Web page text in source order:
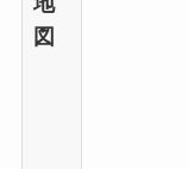
図